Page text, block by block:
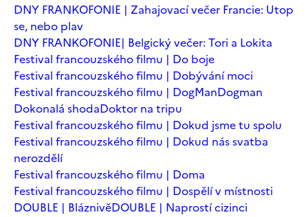
DNY FRANKOFONIE | Zahajovací večer Francie: Utop
se, nebo plav
DNY FRANKOFONIE| Belgický večer: Tori a Lokita
Festival francouzského filmu | Do boje
Festival francouzského filmu | Dobývání moci
Festival francouzského filmu | DogManDogman
Dokonalá shodaDoktor na tripu
Festival francouzského filmu | Dokud jsme tu spolu
Festival francouzského filmu | Dokud nás svatba
nerozdělí
Festival francouzského filmu | Doma
Festival francouzského filmu | Dospělí v místnosti
DOUBLE | BláznivěDOUBLE | Naprostí cizinci